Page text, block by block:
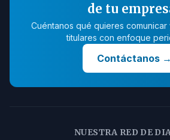
de tu
Cuéntanos qué quieres
titulares con enfoque
Contáctanos→
NUESTRA RED DE